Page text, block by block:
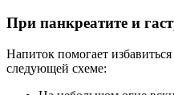
При панкреатите и
Напиток помогает
следующей схеме: